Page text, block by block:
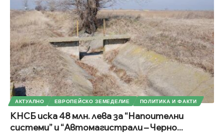
АКТУАЛНО ЕВРОПЕЙСКО ЗЕМЕДЕЛИЕ ПОЛИТИКА И ФАКТИ
КНСБ иска 48 млн. лева за “Напоителни
системи” и “Автомагистрали – Черно...